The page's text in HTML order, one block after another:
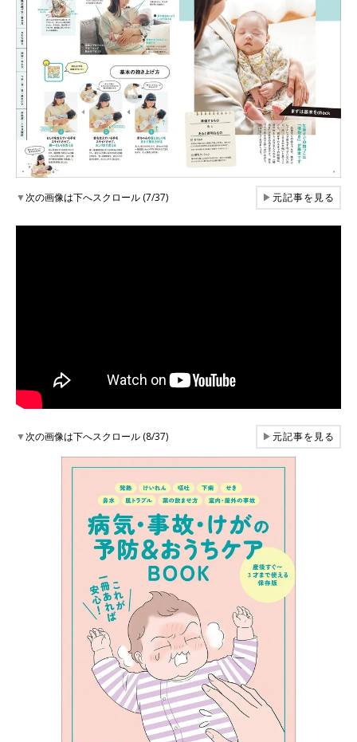
▼次の画像は下へスクロール (7/37) ▶元記事を見る
▼次の画像は下へスクロール (8/37) ▶元記事を見る